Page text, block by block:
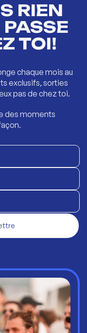
RIEN
PASSE
TOI!
chaque mois au
exclusifs, sorties
pas de chez toi.
des moments